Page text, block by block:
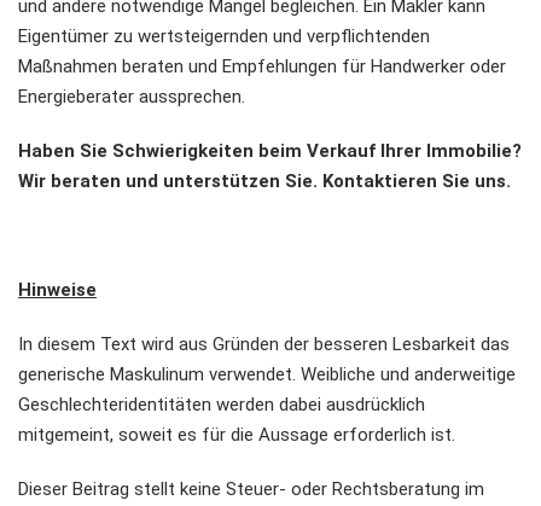
und andere notwendige Mängel begleichen. Ein Makler kann
Eigentümer zu wertsteigernden und verpflichtenden
Maßnahmen beraten und Empfehlungen für Handwerker oder
Energieberater aussprechen.
Haben Sie Schwierigkeiten beim Verkauf Ihrer Immobilie?
Wir beraten und unterstützen Sie. Kontaktieren Sie uns.
Hinweise
In diesem Text wird aus Gründen der besseren Lesbarkeit das
generische Maskulinum verwendet. Weibliche und anderweitige
Geschlechteridentitäten werden dabei ausdrücklich
mitgemeint, soweit es für die Aussage erforderlich ist.
Dieser Beitrag stellt keine Steuer- oder Rechtsberatung im